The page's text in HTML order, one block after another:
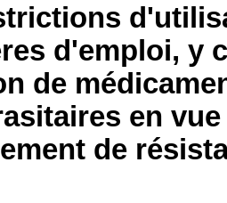
d'emploi, y
de
en
de